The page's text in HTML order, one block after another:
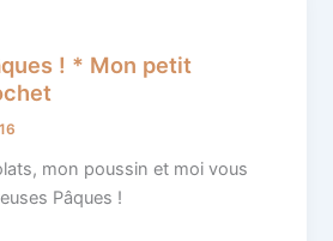
! * Mon petit
mon poussin et moi vous
Pâques !